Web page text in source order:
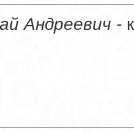
Андреевич -